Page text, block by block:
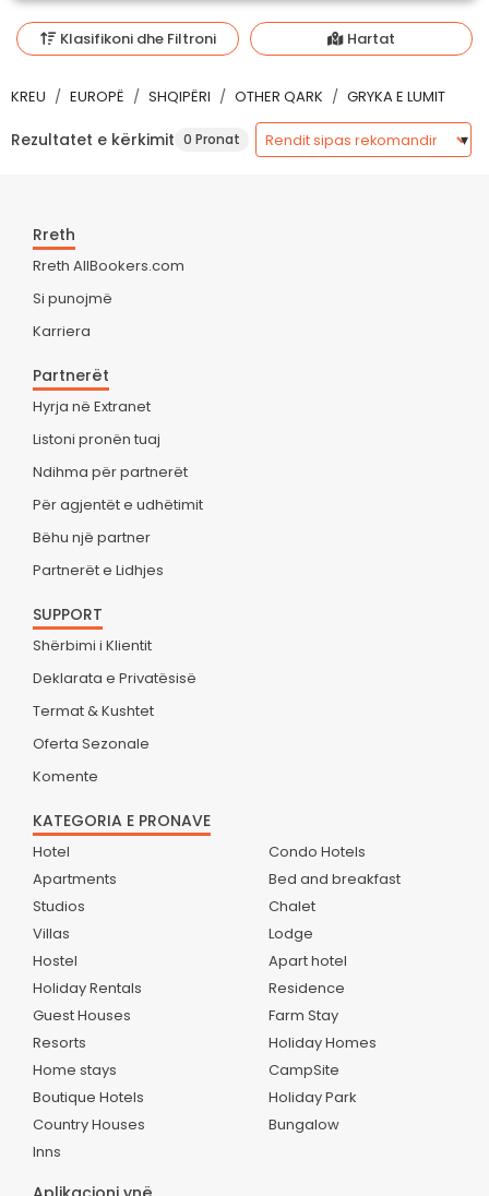
Klasifikoni dhe Filtroni Hartat
KREU EUROPË SHQIPËRI OTHER QARK GRYKA E LUMIT
Rezultatet e kërkimit 0 Pronat
Rreth
Rreth AllBookers.com
Si punojmë
Karriera
Partnerët
Hyrja në Extranet
Listoni pronën tuaj
Ndihma për partnerët
Për agjentët e udhëtimit
Bëhu një partner
Partnerët e Lidhjes
SUPPORT
Shërbimi i Klientit
Deklarata e Privatësisë
Termat & Kushtet
Oferta Sezonale
Komente
KATEGORIA E PRONAVE
Hotel
Apartments
Studios
Villas
Hostel
Holiday Rentals
Guest Houses
Resorts
Home stays
Boutique Hotels
Country Houses
Inns
Condo Hotels
Bed and breakfast
Chalet
Lodge
Apart hotel
Residence
Farm Stay
Holiday Homes
CampSite
Holiday Park
Bungalow